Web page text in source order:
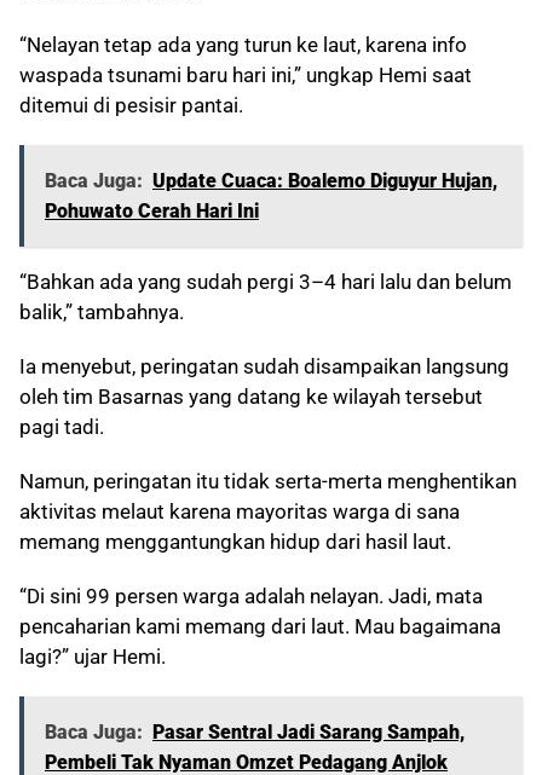
“Nelayan tetap ada yang turun ke laut, karena info
waspada tsunami baru hari ini,” ungkap Hemi saat
ditemui di pesisir pantai.
Baca Juga: Update Cuaca: Boalemo Diguyur Hujan,
Pohuwato Cerah Hari Ini
“Bahkan ada yang sudah pergi 3–4 hari lalu dan belum
balik,” tambahnya.
Ia menyebut, peringatan sudah disampaikan langsung
oleh tim Basarnas yang datang ke wilayah tersebut
pagi tadi.
Namun, peringatan itu tidak serta-merta menghentikan
aktivitas melaut karena mayoritas warga di sana
memang menggantungkan hidup dari hasil laut.
“Di sini 99 persen warga adalah nelayan. Jadi, mata
pencaharian kami memang dari laut. Mau bagaimana
lagi?” ujar Hemi.
Baca Juga: Pasar Sentral Jadi Sarang Sampah,
Pembeli Tak Nyaman Omzet Pedagang Anjlok